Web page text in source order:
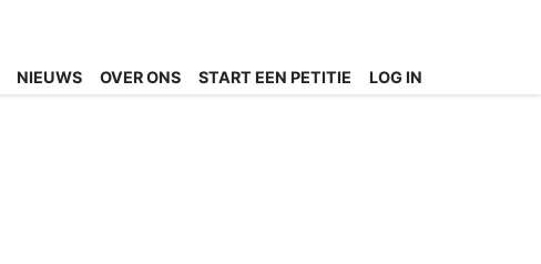
NIEUWS OVER ONS START EEN PETITIE LOG IN